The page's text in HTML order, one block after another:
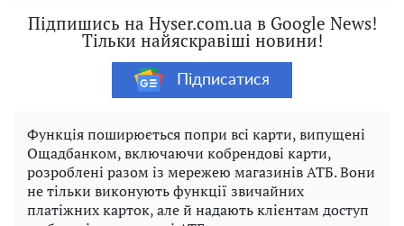
Підпишись на Hyser.com.ua в Google News!
Тільки найяскравіші новини!
Підписатися
Функція поширюється попри всі карти, випущені
Ощадбанком, включаючи кобрендові карти,
розроблені разом із мережею магазинів АТБ. Вони
не тільки виконують функції звичайних
платіжних карток, але й надають клієнтам доступ